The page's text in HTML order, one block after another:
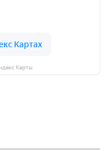
Карты